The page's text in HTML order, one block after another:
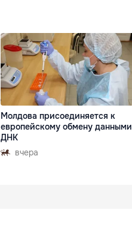
Молдова присоединяется к
европейскому обмену данными
ДНК
вчера